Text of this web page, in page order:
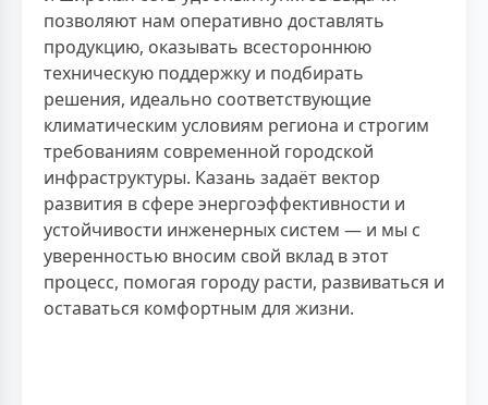
позволяют нам оперативно доставлять
продукцию, оказывать всестороннюю
техническую поддержку и подбирать
решения, идеально соответствующие
климатическим условиям региона и строгим
требованиям современной городской
инфраструктуры. Казань задаёт вектор
развития в сфере энергоэффективности и
устойчивости инженерных систем — и мы с
уверенностью вносим свой вклад в этот
процесс, помогая городу расти, развиваться и
оставаться комфортным для жизни.